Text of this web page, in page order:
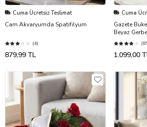
Cuma Ücretsiz Teslimat
Cam Akvaryumda Spatifilyum
(4)
879,99 TL
Cuma
Gazete
Beyaz
1.099,00